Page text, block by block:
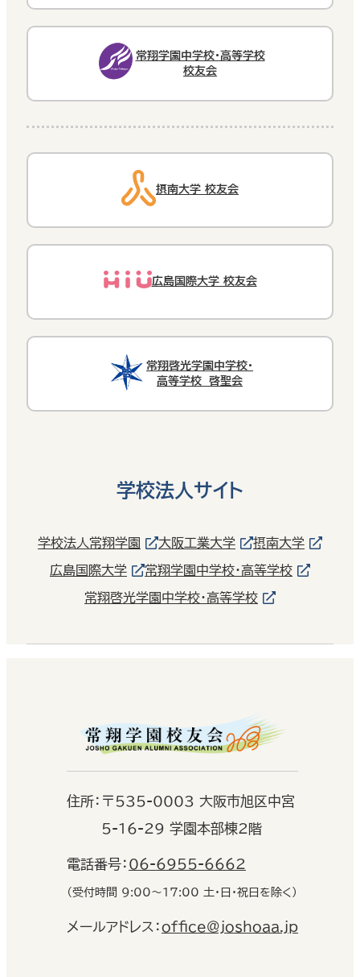
常翔学園中学校・高等学校
校友会
摂南大学 校友会
広島国際大学 校友会
常翔啓光学園中学校・
高等学校 啓聖会
学校法人サイト
学校法人常翔学園 大阪工業大学 摂南大学
広島国際大学 常翔学園中学校・高等学校
常翔啓光学園中学校・高等学校
住所： 〒535-0003 大阪市旭区中宮
5-16-29 学園本部棟2階
電話番号： 06-6955-6662
（受付時間 9:00〜17:00 土・日・祝日を除く）
メールアドレス：office@joshoaa.jp